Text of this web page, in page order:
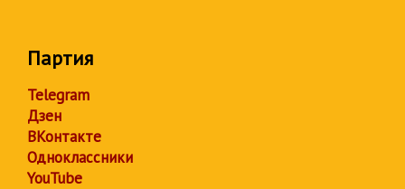
Партия
Telegram
Дзен
ВКонтакте
Одноклассники
YouTube